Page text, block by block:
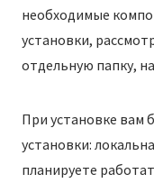
необходимые
установки,
отдельную папку,
При установке вам
установки:
планируете